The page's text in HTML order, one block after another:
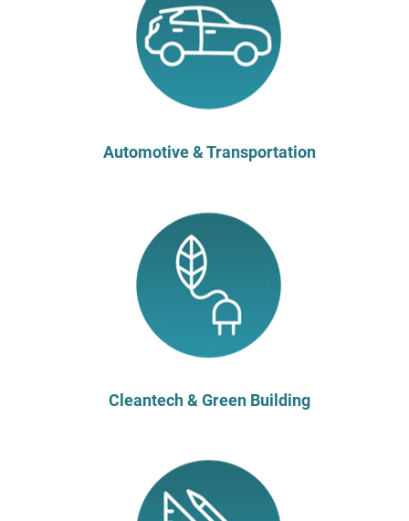
Automotive & Transportation
Cleantech & Green Building